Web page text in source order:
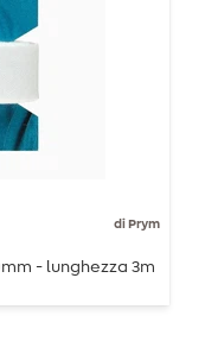
di Prym
- lunghezza 3m